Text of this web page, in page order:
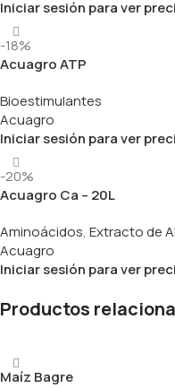
Iniciar sesión para ver
-18%
Acuagro ATP
Bioestimulantes
Acuagro
Iniciar sesión para ver
-20%
Acuagro Ca – 20L
Aminoácidos, Extracto de
Acuagro
Iniciar sesión para ver
Productos
Maíz Bagre